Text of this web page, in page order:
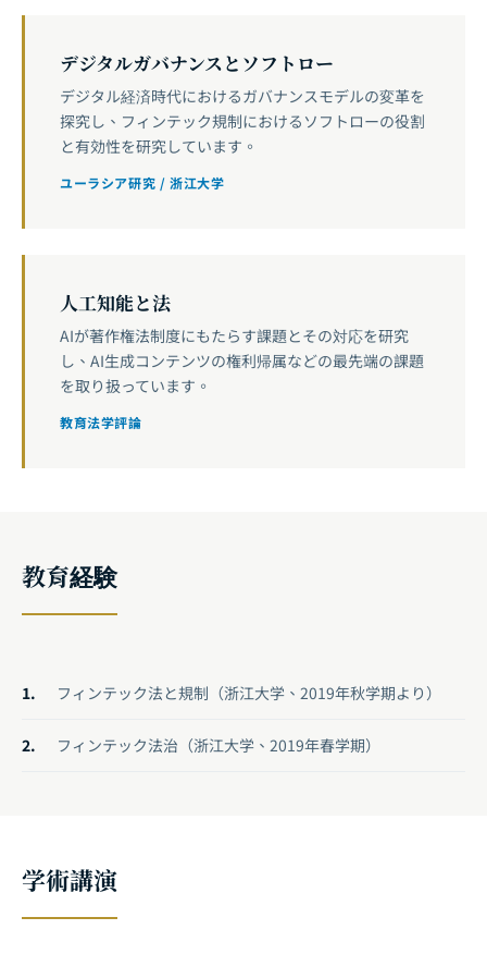
デジタルガバナンスとソフトロー
デジタル経済時代におけるガバナンスモデルの変革を
探究し、フィンテック規制におけるソフトローの役割
と有効性を研究しています。
ユーラシア研究 / 浙江大学
人工知能と法
AIが著作権法制度にもたらす課題とその対応を研究
し、AI生成コンテンツの権利帰属などの最先端の課題
を取り扱っています。
教育法学評論
教育経験
フィンテック法と規制（浙江大学、2019年秋学期より）
フィンテック法治（浙江大学、2019年春学期）
学術講演